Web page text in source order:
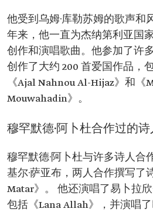
他受到乌姆·库勒苏姆的歌声和
年来，他一直为杰纳第利亚国
创作和演唱歌曲。他参加了许
创作了大约 200 首爱国作品，
《Ajal Nahnou Al-Hijaz》和《
Mouwahadin》。
穆罕默德·阿卜杜合作过的诗
穆罕默德·阿卜杜与许多诗人合
基尔·萨亚布，两人合作撰写了
Matar》。 他还演唱了易卜拉欣
包括《Lana Allah》，并演唱了